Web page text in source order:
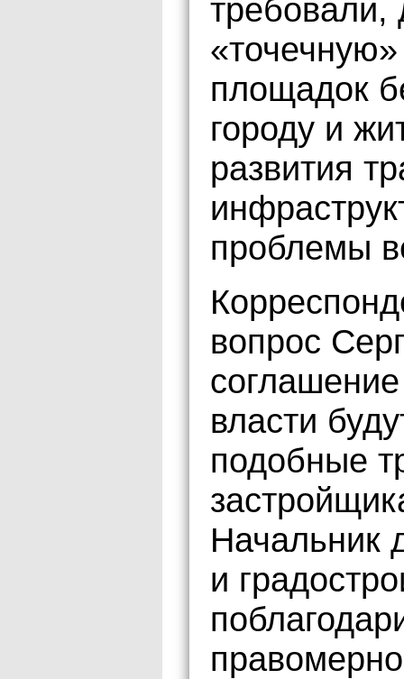
требовали,
«точечную»
площадок
городу и
развития
проблемы
вопрос
власти
подобные
Начальник
и